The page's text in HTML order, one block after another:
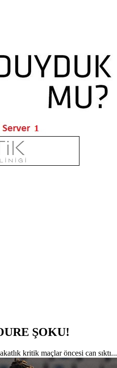
ŞOKU!
kritik maçlar öncesi can sıktı...